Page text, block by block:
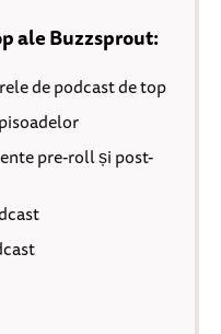
ale Buzzsprout:
de podcast de top
pre-roll și post-